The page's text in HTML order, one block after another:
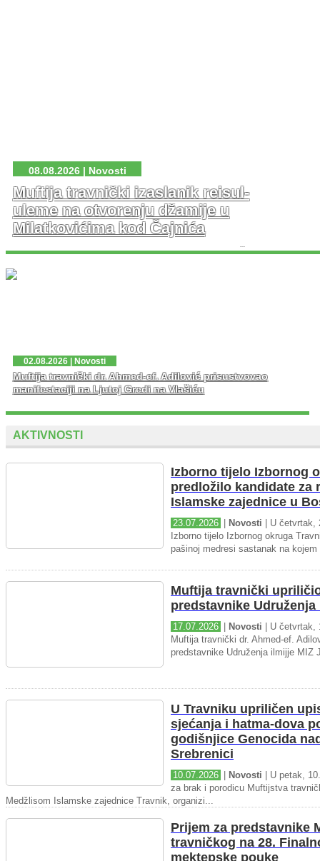
08.08.2026 | Novosti
Muftija travnički izaslanik reisul-
uleme na otvorenju džamije u
Milatkovićima kod Čajnića
U prisustvu velikog broja vjernika danas je u džematu
Milatkovići kod Čajniča svečano otvorena džamija koja
je porušena 1943. godine tokom Drugog svjetskog rata.
02.08.2026 | Novosti
Muftija travnički dr. Ahmed-ef. Adilović prisustvovao
manifestaciji na Ljutoj Gredi na Vlašiću
AKTIVNOSTI
Izborno tijelo Izbornog
predložilo kandidate za
Islamske zajednice u
23.07.2026 Novosti | U četvrtak,
Izborno tijelo Izbornog okruga
pašinoj medresi sastanak na
Muftija travnički
predstavnike
17.07.2026 Novosti | U četvrtak,
Muftija travnički dr. Ahmed-ef.
predstavnike Udruženja ilmijje MIZ
U Travniku upriličen
sjećanja i hatma-dova
godišnjice Genocida
Srebrenici
10.07.2026 Novosti | U petak,
za brak i porodicu Muftijstva
Medžlisom Islamske zajednice Travnik, organizi...
Prijem za predstavnike
travničkog na 28.
mektepske pouke